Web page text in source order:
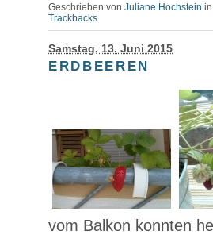
Geschrieben vonJuliane Hochstein
Trackbacks
Samstag, 13. Juni 2015
ERDBEEREN
vom Balkon konnten